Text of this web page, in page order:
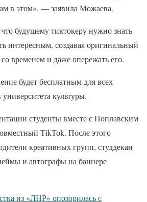
в этом», — заявила Можаева.
будущему тиктокеру нужно знать
интересным, создавая оригинальный
временем и даже опережать его.
будет бесплатным для всех
культуры.
студенты вместе с Поплавским
ТikТоk. После этого
креативных групп, студдекан
и автографы на баннере
из «ЛНР» опозорилась с